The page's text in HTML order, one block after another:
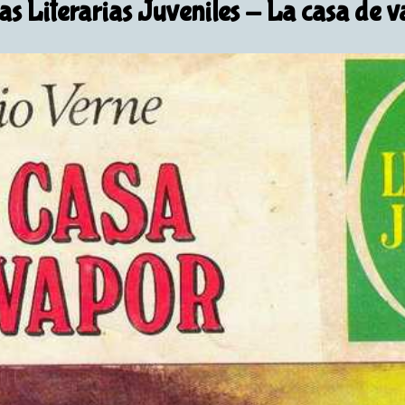
Literarias Juveniles- La casa de